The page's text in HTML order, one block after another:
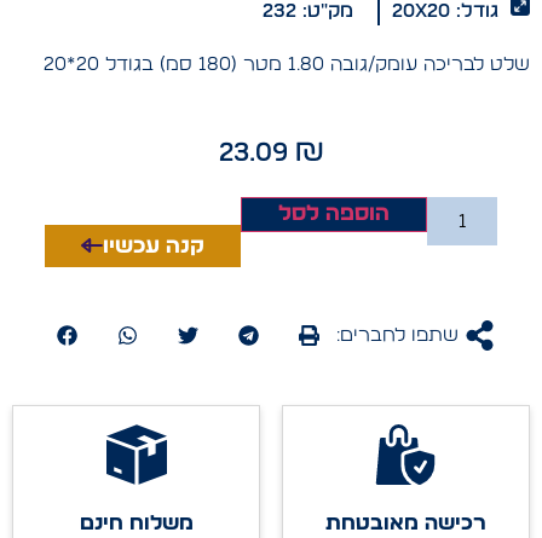
גודל: 20x20 מק"ט: 232
שלט לבריכה עומק/גובה 1.80 מטר (180 סמ) בגודל 20*20
23.09₪
הוספה לסל
קנה עכשיו
שתפו לחברים:
רכישה מאובטחת משלוח חינם